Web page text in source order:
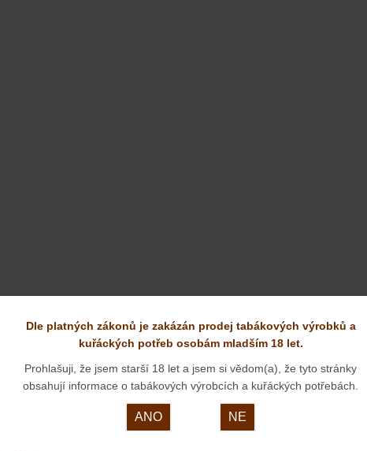
v těchto kategoriích:
Dle platných zákonů je zakázán prodej tabákových výrobků a
kuřáckých potřeb osobám mladším 18 let.
Prohlašuji, že jsem starší 18 let a jsem si vědom(a), že tyto stránky
obsahují informace o tabákových výrobcích a kuřáckých potřebách.
ANO NE